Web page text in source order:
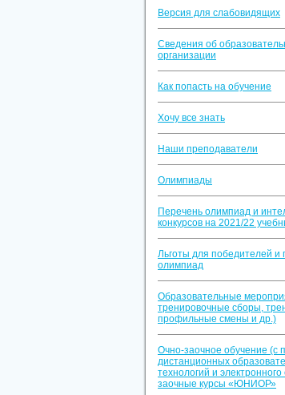
Версия для слабовидящих
Сведения об
организации
Как попасть на обучение
Хочу все знать
Наши преподаватели
Олимпиады
Перечень олимпиад и
конкурсов на 2021/22
Льготы для победителей и
олимпиад
Образовательные
тренировочные сборы,
профильные смены и др.)
Очно-заочное обучение (с
дистанционных
технологий и электронного
заочные курсы «ЮНИОР»